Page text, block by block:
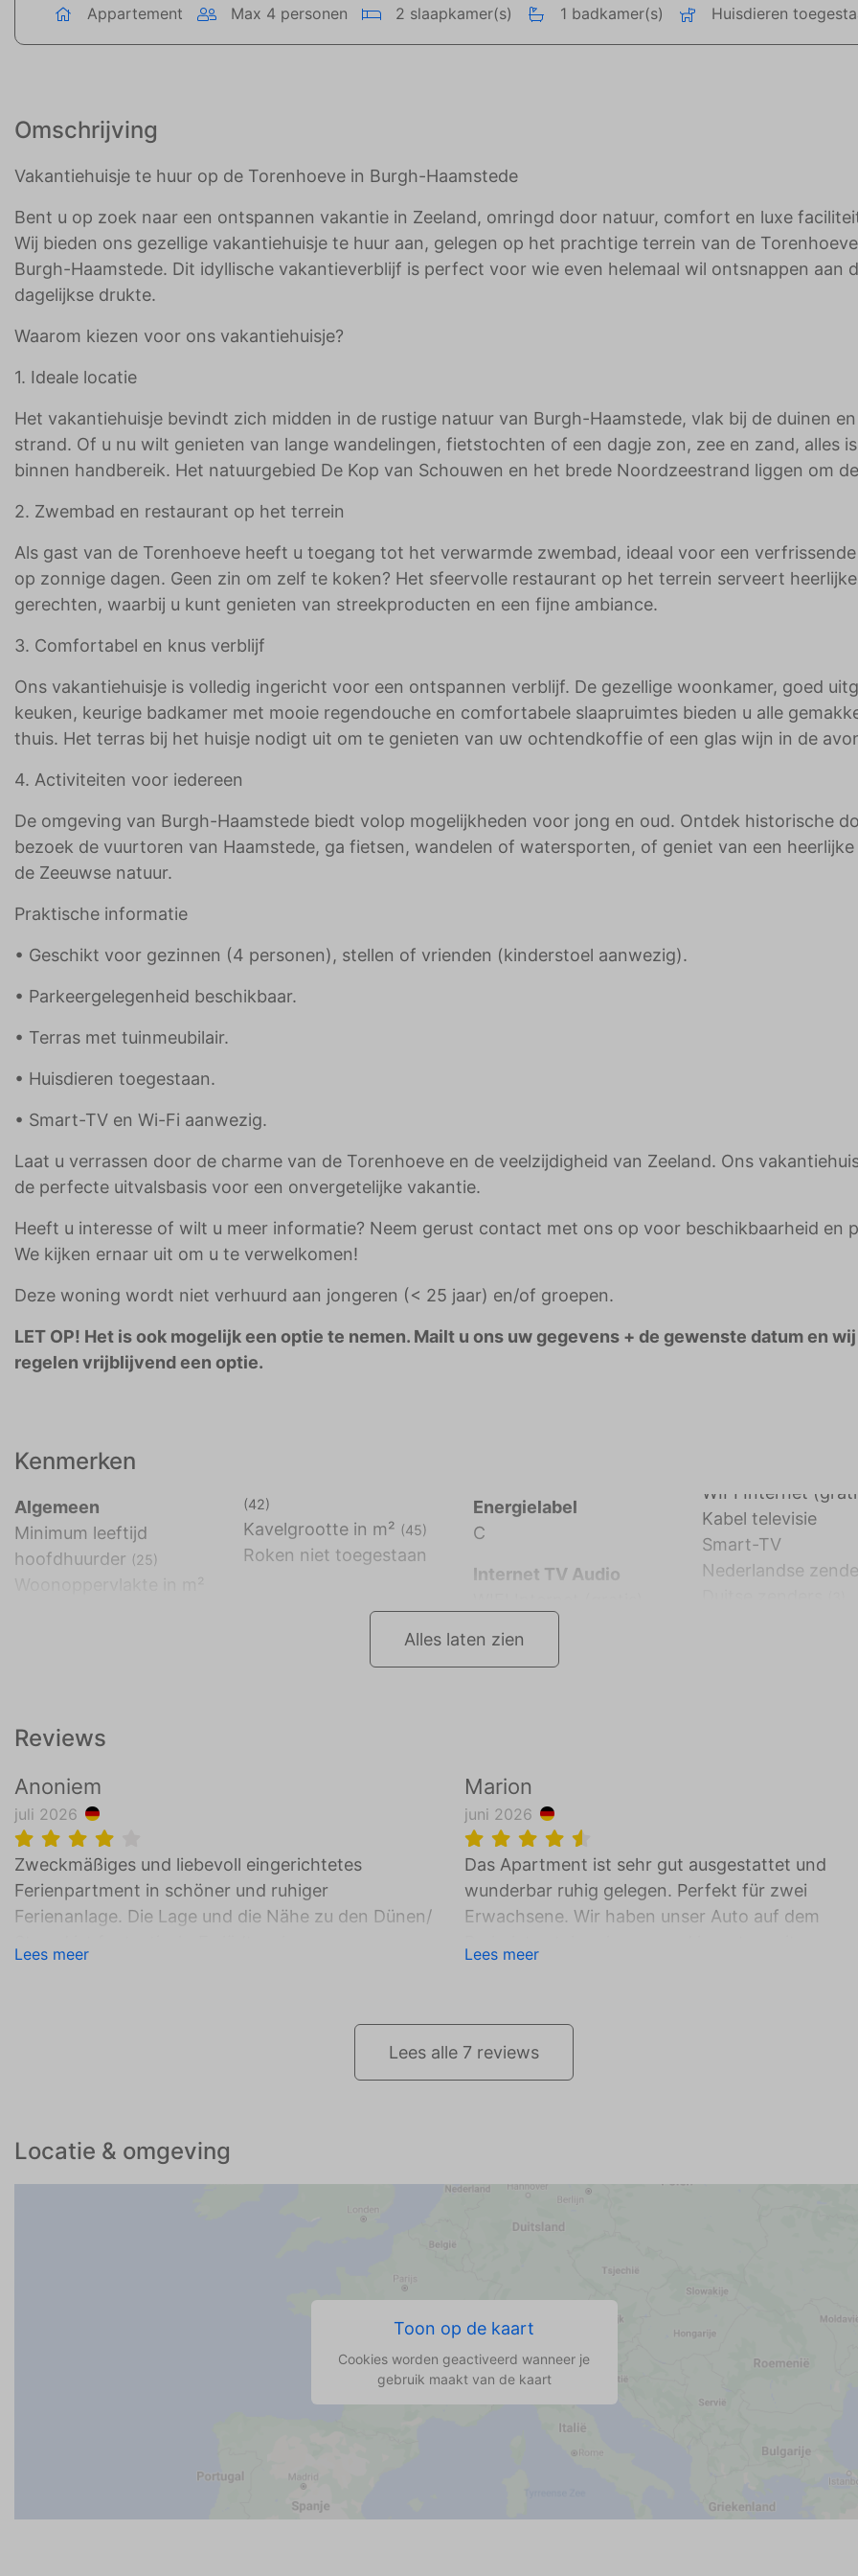
Appartement Max 4 personen 2 slaapkamer(s) 1 badkamer(s) Huisdieren
Omschrijving
Vakantiehuisje te huur op de Torenhoeve in Burgh-Haamstede
Bent u op zoek naar een ontspannen vakantie in Zeeland, omringd door natuur, comfort en luxe
Wij bieden ons gezellige vakantiehuisje te huur aan, gelegen op het prachtige terrein van de
Burgh-Haamstede. Dit idyllische vakantieverblijf is perfect voor wie even helemaal wil ontsnappen aan
dagelijkse drukte.
Waarom kiezen voor ons vakantiehuisje?
1. Ideale locatie
Het vakantiehuisje bevindt zich midden in de rustige natuur van Burgh-Haamstede, vlak bij de duinen
strand. Of u nu wilt genieten van lange wandelingen, fietstochten of een dagje zon, zee en zand, alles is
binnen handbereik. Het natuurgebied De Kop van Schouwen en het brede Noordzeestrand liggen om
2. Zwembad en restaurant op het terrein
Als gast van de Torenhoeve heeft u toegang tot het verwarmde zwembad, ideaal voor een
op zonnige dagen. Geen zin om zelf te koken? Het sfeervolle restaurant op het terrein serveert heerlijke
gerechten, waarbij u kunt genieten van streekproducten en een fijne ambiance.
3. Comfortabel en knus verblijf
Ons vakantiehuisje is volledig ingericht voor een ontspannen verblijf. De gezellige woonkamer, goed
keuken, keurige badkamer met mooie regendouche en comfortabele slaapruimtes bieden u alle
thuis. Het terras bij het huisje nodigt uit om te genieten van uw ochtendkoffie of een glas wijn in de
4. Activiteiten voor iedereen
De omgeving van Burgh-Haamstede biedt volop mogelijkheden voor jong en oud. Ontdek historische
bezoek de vuurtoren van Haamstede, ga fietsen, wandelen of watersporten, of geniet van een heerlijke
de Zeeuwse natuur.
Praktische informatie
• Geschikt voor gezinnen (4 personen), stellen of vrienden (kinderstoel aanwezig).
• Parkeergelegenheid beschikbaar.
• Terras met tuinmeubilair.
• Huisdieren toegestaan.
• Smart-TV en Wi-Fi aanwezig.
Laat u verrassen door de charme van de Torenhoeve en de veelzijdigheid van Zeeland. Ons
de perfecte uitvalsbasis voor een onvergetelijke vakantie.
Heeft u interesse of wilt u meer informatie? Neem gerust contact met ons op voor beschikbaarheid en
We kijken ernaar uit om u te verwelkomen!
Deze woning wordt niet verhuurd aan jongeren (< 25 jaar) en/of groepen.
LET OP! Het is ook mogelijk een optie te nemen. Mailt u ons uw gegevens + de gewenste datum en wij
regelen vrijblijvend een optie.
Kenmerken
Algemeen
Minimum leeftijd
hoofdhuurder (25)
(42)
Kavelgrootte in m² (45)
Roken niet toegestaan
Energielabel
C
Internet TV Audio
Kabel televisie
Smart-TV
Nederlandse
Alles laten zien
Reviews
Anoniem
juli 2026
Zweckmäßiges und liebevoll eingerichtetes
Ferienpartment in schöner und ruhiger
Ferienanlage. Die Lage und die Nähe zu den Dünen/
Lees meer
Marion
juni 2026
Das Apartment ist sehr gut ausgestattet und
wunderbar ruhig gelegen. Perfekt für zwei
Erwachsene. Wir haben unser Auto auf dem
einen wunderschönen Strand, der fußläufig
erreichbar ist. Wir haben uns sehr wohl gefühlt
würden das Apartment wieder buchen.
Lees meer
Lees alle 7 reviews
Locatie & omgeving
Toon op de kaart
Cookies worden geactiveerd wanneer je
gebruik maakt van de kaart
adverteerders.